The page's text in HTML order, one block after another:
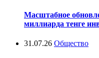
Масштабное
миллиарда тенге
31.07.26 Общество